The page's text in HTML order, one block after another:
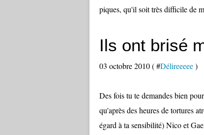
piques, qu'il soit très difficile de
Ils ont brisé
03 octobre 2010 ( #Délireeeee)
Des fois tu te demandes bien
qu'après des heures de tortures
égard à ta sensibilité) Nico et